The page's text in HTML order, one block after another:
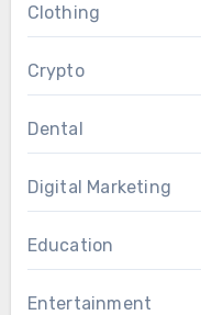
Clothing
Crypto
Dental
Digital Marketing
Education
Entertainment